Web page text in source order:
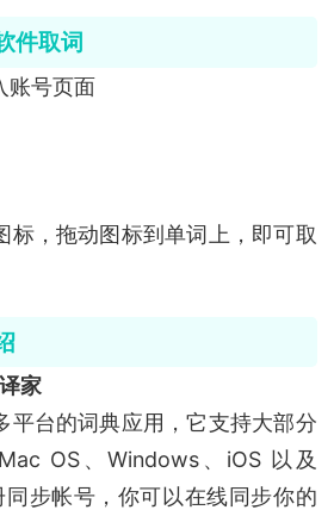
件取词
账号页面
标，拖动图标到单词上，即可取
家
平台的词典应用，它支持大部分
OS、Windows、iOS 以及
步帐号，你可以在线同步你的